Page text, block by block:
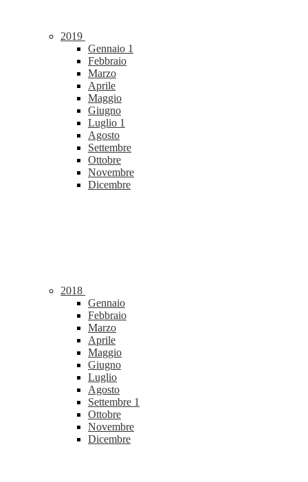
2019
Gennaio 1
Febbraio
Marzo
Aprile
Maggio
Giugno
Luglio 1
Agosto
Settembre
Ottobre
Novembre
Dicembre
2018
Gennaio
Febbraio
Marzo
Aprile
Maggio
Giugno
Luglio
Agosto
Settembre 1
Ottobre
Novembre
Dicembre